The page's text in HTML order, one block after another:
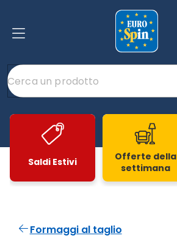
Saldi Estivi
Offerte della
settimana
Formaggi al taglio